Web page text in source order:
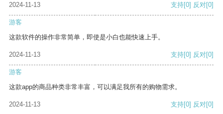
2024-11-13
支持[0] 反对[0]
游客
这款软件的操作非常简单，即使是小白也能快速上手。
2024-11-13 支持[0] 反对[0]
游客
这款app的商品种类非常丰富，可以满足我所有的购物需求。
2024-11-13 支持[0] 反对[0]